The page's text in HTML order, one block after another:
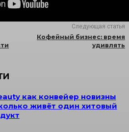
Следующая статья
Кофейный бизнес: время
удивлять
как конвейер новизны
живёт один хитовый